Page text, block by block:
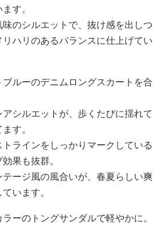
す。
のシルエットで、抜け感を出しつ
ハリのあるバランスに仕上げてい
ルーのデニムロングスカートを合
シルエットが、歩くたびに揺れて
す。
ラインをしっかりマークしている
果も抜群。
ージ風の風合いが、春夏らしい爽
います。
ーのトングサンダルで軽やかに。